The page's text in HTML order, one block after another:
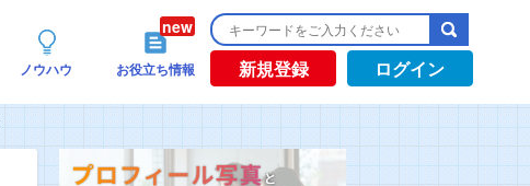
ノウハウ お役立ち情報 新規登録 ログイン